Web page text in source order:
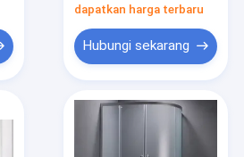
dapatkan harga terbaru
Hubungi sekarang